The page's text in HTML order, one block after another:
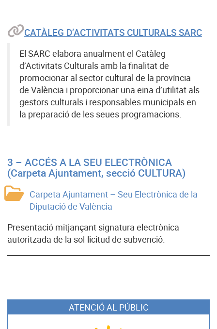
CATÀLEG D’ACTIVITATS CULTURALS SARC
El SARC elabora anualment el Catàleg
d’Activitats Culturals amb la finalitat de
promocionar al sector cultural de la província
de València i proporcionar una eina d’utilitat als
gestors culturals i responsables municipals en
la preparació de les seues programacions.
3 – ACCÉS A LA SEU ELECTRÒNICA
(Carpeta Ajuntament, secció CULTURA)
Carpeta Ajuntament – Seu Electrònica de la
Diputació de València
Presentació mitjançant signatura electrònica
autoritzada de la sol·licitud de subvenció.
ATENCIÓ AL PÚBLIC